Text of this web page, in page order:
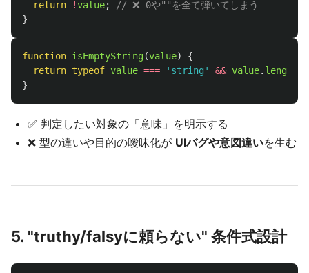
return
!value;
// ❌ 0や""を全て弾いてしまう
}
function isEmptyString(value)
{
return typeof value === ' string ' && value. length
}
✅ 判定したい対象の「意味」を明示する
❌ 型の違いや目的の曖昧化が UIバグや意図違いを生む
5. "truthy/falsyに頼らない" 条件式設計